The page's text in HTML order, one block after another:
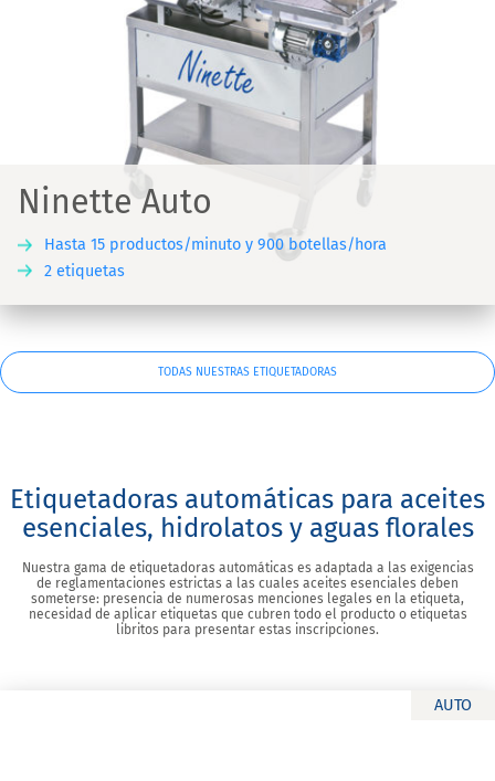
Ninette Auto
Hasta 15 productos/minuto y 900 botellas/hora
2 etiquetas
TODAS NUESTRAS ETIQUETADORAS
Etiquetadoras automáticas para aceites
esenciales, hidrolatos y aguas florales
Nuestra gama de etiquetadoras automáticas es adaptada a las exigencias
de reglamentaciones estrictas a las cuales aceites esenciales deben
someterse: presencia de numerosas menciones legales en la etiqueta,
necesidad de aplicar etiquetas que cubren todo el producto o etiquetas
libritos para presentar estas inscripciones.
AUTO